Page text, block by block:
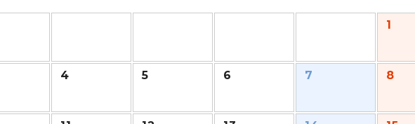
1
4 5 6 7 8